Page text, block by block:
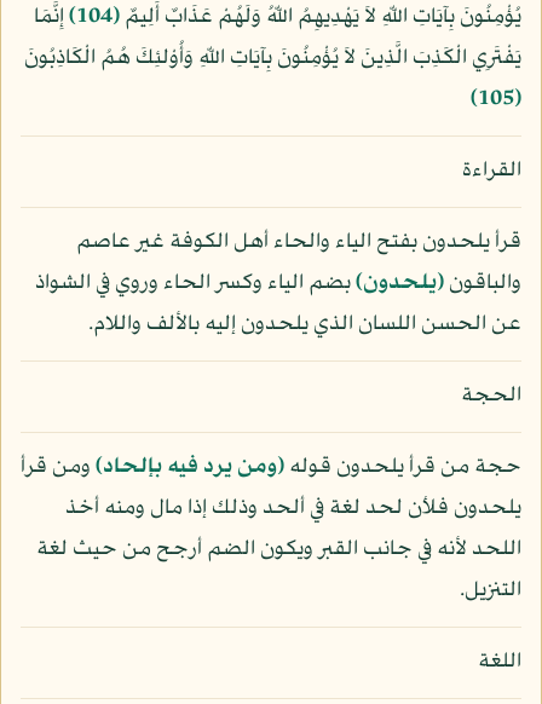
يُؤْمِنُونَ بِآيَاتِ اللّهِ لاَ يَهْدِيهِمُ اللّهُ وَلَهُمْ عَذَابٌ أَلِيمٌ﴿104﴾
إِنَّمَا
يَفْتَرِي الْكَذِبَ الَّذِينَ لاَ يُؤْمِنُونَ بِآيَاتِ اللّهِ وَأُوْلئِكَ هُمُ الْكَاذِبُونَ
﴿105﴾
القراءة
قرأ يلحدون بفتح الياء والحاء أهل الكوفة غير عاصم
والباقون﴿يلحدون﴾بضم الياء وكسر الحاء وروي في الشواذ
عن الحسن اللسان الذي يلحدون إليه بالألف واللام.
الحجة
حجة من قرأ يلحدون قوله﴿ومن يرد فيه بإلحاد﴾ومن قرأ
يلحدون فلأن لحد لغة في ألحد وذلك إذا مال ومنه أخذ
اللحد لأنه في جانب القبر ويكون الضم أرجح من حيث لغة
التنزيل.
اللغة